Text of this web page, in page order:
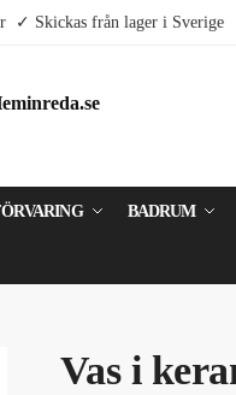
✓ Skickas från lager i Sverige
BADRUM
Vas i